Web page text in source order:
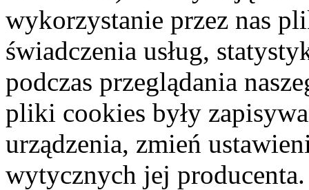
wykorzystanie przez nas
świadczenia usług,
podczas przeglądania
pliki cookies były
urządzenia, zmień
wytycznych jej producenta.